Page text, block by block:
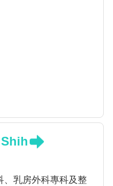
、乳房外科專科及整